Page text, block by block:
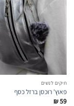
תיקים לנשים
פאוץ' רוכסן ברזל כסף
₪59